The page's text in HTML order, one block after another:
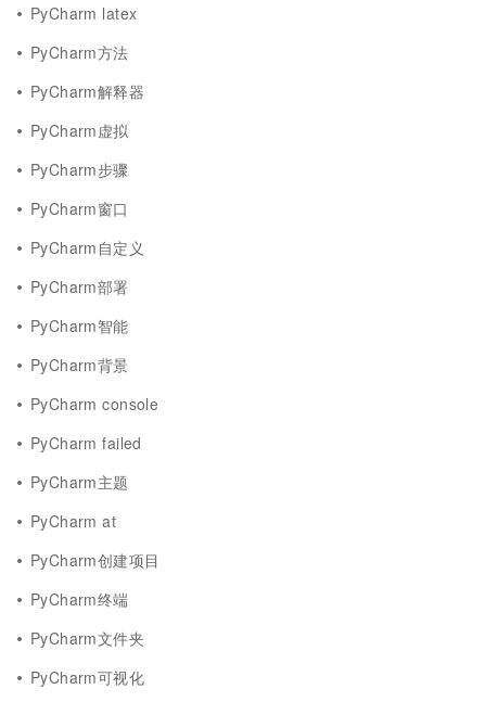
PyCharm latex
PyCharm方法
PyCharm解释器
PyCharm虚拟
PyCharm步骤
PyCharm窗口
PyCharm自定义
PyCharm部署
PyCharm智能
PyCharm背景
PyCharm console
PyCharm failed
PyCharm主题
PyCharm at
PyCharm创建项目
PyCharm终端
PyCharm文件夹
PyCharm可视化